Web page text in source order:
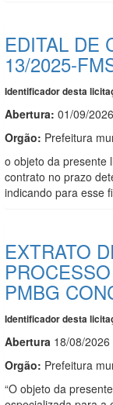
EDITAL DE
13/2025-
Identificador desta
Abertura: 01/09/
Orgão: Prefeitura
o objeto da presente
contrato no prazo
indicando para esse
EXTRATO
PMBG
Identificador desta
Abertura 18/08/2026
Orgão: Prefeitura
“O objeto da